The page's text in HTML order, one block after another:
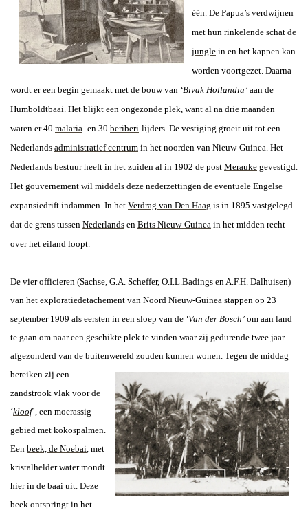
één. De Papua’s verdwijnen
met hun rinkelende schat de
jungle in en het kappen kan
worden voortgezet. Daarna
wordt er een begin gemaakt met de bouw van ‘Bivak Hollandia’ aan de
Humboldtbaai. Het blijkt een ongezonde plek, want al na drie maanden
waren er 40 malaria- en 30 beriberi-lijders. De vestiging groeit uit tot een
Nederlands administratief centrum in het noorden van Nieuw-Guinea. Het
Nederlands bestuur heeft in het zuiden al in 1902 de post Merauke gevestigd.
Het gouvernement wil middels deze nederzettingen de eventuele Engelse
expansiedrift indammen. In het Verdrag van Den Haag is in 1895 vastgelegd
dat de grens tussen Nederlands en Brits Nieuw-Guinea in het midden recht
over het eiland loopt.
De vier officieren (Sachse, G.A. Scheffer, O.I.L.Badings en A.F.H. Dalhuisen)
van het exploratiedetachement van Noord Nieuw-Guinea stappen op 23
september 1909 als eersten in een sloep van de ‘Van der Bosch’ om aan land
te gaan om naar een geschikte plek te vinden waar zij gedurende twee jaar
afgezonderd van de buitenwereld zouden kunnen wonen. Tegen de middag
bereiken zij een
zandstrook vlak voor de
‘kloof’, een moerassig
gebied met kokospalmen.
Een beek, de Noebai, met
kristalhelder water mondt
hier in de baai uit. Deze
beek ontspringt in het